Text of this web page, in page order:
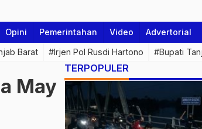
Opini Pemerintahan Video Advertorial
Barat #Irjen Pol Rusdi Hartono #Bupati
May
TERPOPULER